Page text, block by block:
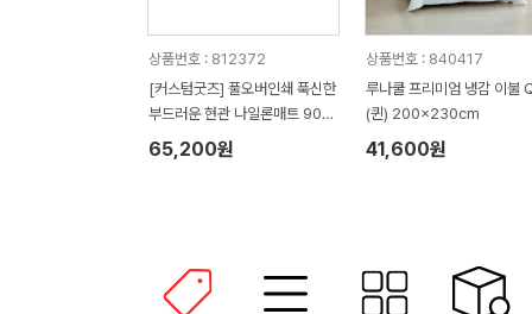
상품번호 : 812372
[커스텀굿즈] 풀오버인쇄 푹신한
부드러운 현관 나일론매트 90*
60 (박스제작가능)
65,200원
상품번호 : 840417
루나쿨 프리미엄 냉감 이불
(퀸) 200x230cm
41,600원